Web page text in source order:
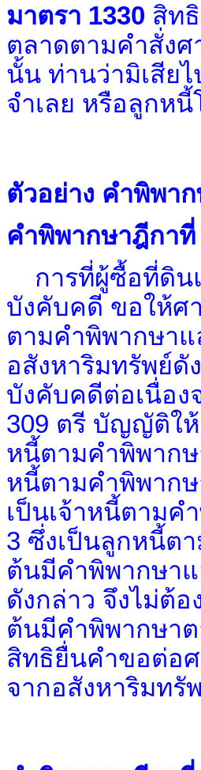
มาตรา 1330 สิท
ตลาดตามคำสั่งศ
นั้น ท่านว่ามิเสีย
จำเลย หรือลูกห
ตัวอย่าง คำพิพา
คำพิพากษาฎีกาที่
การที่ผู้ซื้อที่ดิน
บังคับคดี ขอให้ศ
ตามคำพิพากษาแ
อสังหาริมทรัพย์ดั
บังคับคดีต่อเนื่อง
309 ตรี บัญญัติใ
หนี้ตามคำพิพากษ
หนี้ตามคำพิพาก
เป็นเจ้าหนี้ตามค
3 ซึ่งเป็นลูกหนี้ต
ต้นมีคำพิพากษา
ดังกล่าว จึงไม่ต้
ต้นมีคำพิพากษา
สิทธิยื่นคำขอต่อศ
จากอสังหาริมทรั